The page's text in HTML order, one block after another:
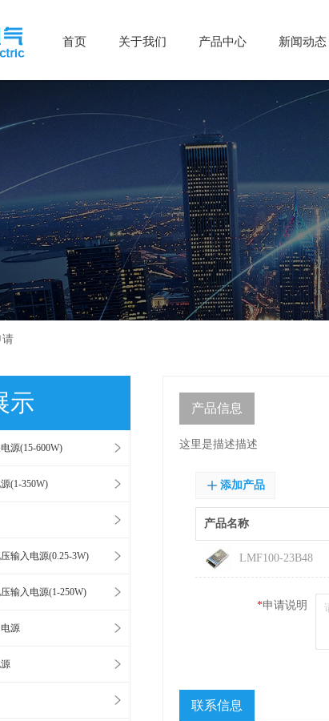
首页
首页 关于我们
关于我们 产品中心
产品中心 新闻动态
新闻动态
请
示
源(15-600W)
(1-350W)
输入电源(0.25-3W)
输入电源(1-250W)
源
产品信息
这里是描述描述
添加产品
产品名称
LMF100-23B48
*申请说明
联系信息